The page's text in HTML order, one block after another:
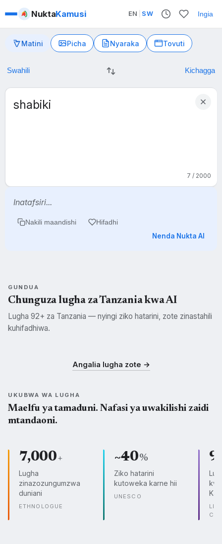
NuktaKamusi EN SW Ingia
Matini Picha Nyaraka Tovuti
7 / 2000
Inatafsiri...
Nakili maandishi Hifadhi
Nenda Nukta AI
GUNDUA
Chunguza lugha za Tanzania kwa AI
Lugha 92+ za Tanzania — nyingi ziko hatarini, zote zinastahili
kuhifadhiwa.
Swahili
Angalia lugha zote →
UKUBWA WA LUGHA
Maelfu ya tamaduni. Nafasi ya uwakilishi zaidi
mtandaoni.
7,000+
Lugha
zinazozungumzwa
duniani
ETHNOLOGUE
~40%
Ziko hatarini
kutoweka karne hii
UNESCO